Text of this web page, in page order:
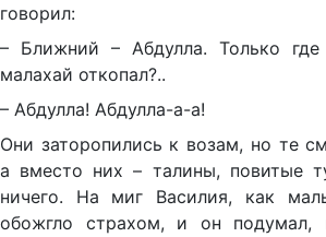
говорил:
– Ближний – Абдулла. Только
малахай откопал?..
– Абдулла! Абдулла-а-а!
Они заторопились к возам, но те
а вместо них – талины, повитые
ничего. На миг Василия, как
обожгло страхом, и он подумал,